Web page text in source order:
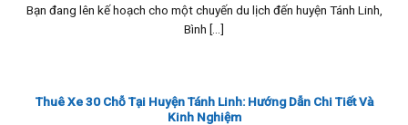
Bạn đang lên kế hoạch cho một chuyến du lịch đến huyện Tánh Linh,
Bình [...]
Thuê Xe 30 Chỗ Tại Huyện Tánh Linh: Hướng Dẫn Chi Tiết Và
Kinh Nghiệm